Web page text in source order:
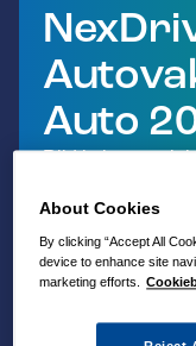
Auto
Rijd je in een
betrouwbaar en
About Cookies
By clicking “Accept All
device to enhance site
marketing efforts.